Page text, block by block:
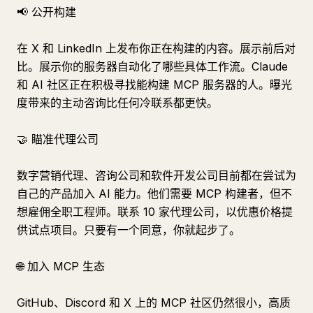
📢 公开构建
在 X 和 LinkedIn 上发布你正在构建的内容。展示前后对
比。展示你的服务器自动化了哪些具体工作流。Claude
和 AI 社区正在积极寻找能构建 MCP 服务器的人。曝光
度带来的主动咨询比任何冷联系都更快。
🤝 瞄准代理公司
数字营销代理、咨询公司和软件开发公司目前都在尝试为
自己的产品加入 AI 能力。他们需要 MCP 构建者，但不
想雇佣全职工程师。联系 10 家代理公司，以优惠价格提
供试点项目。只要有一个同意，你就起步了。
🌐 加入 MCP 生态
GitHub、Discord 和 X 上的 MCP 社区仍然很小，高质